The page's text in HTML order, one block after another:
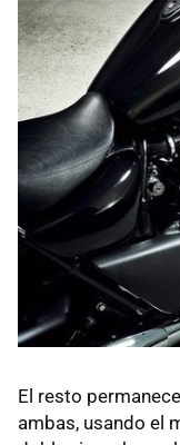
El resto
ambas, usando el